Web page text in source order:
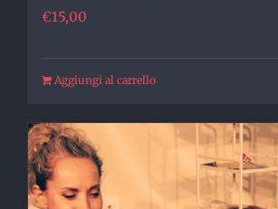
€15,00
Aggiungi al carrello